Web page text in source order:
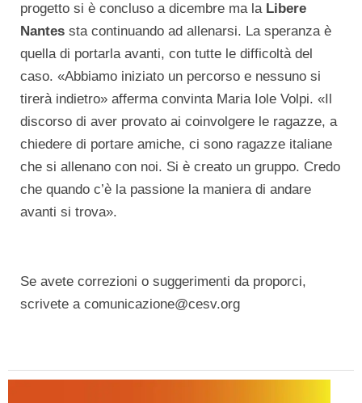
progetto si è concluso a dicembre ma la Libere
Nantes sta continuando ad allenarsi. La speranza è
quella di portarla avanti, con tutte le difficoltà del
caso. «Abbiamo iniziato un percorso e nessuno si
tirerà indietro» afferma convinta Maria Iole Volpi. «Il
discorso di aver provato ai coinvolgere le ragazze, a
chiedere di portare amiche, ci sono ragazze italiane
che si allenano con noi. Si è creato un gruppo. Credo
che quando c’è la passione la maniera di andare
avanti si trova».
Se avete correzioni o suggerimenti da proporci,
scrivete a comunicazione@cesv.org